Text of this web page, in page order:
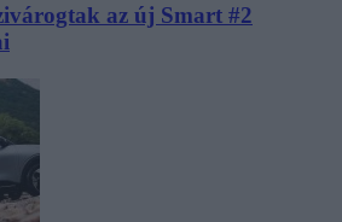
az új Smart #2